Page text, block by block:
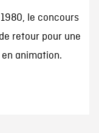
le concours
retour pour une
animation.